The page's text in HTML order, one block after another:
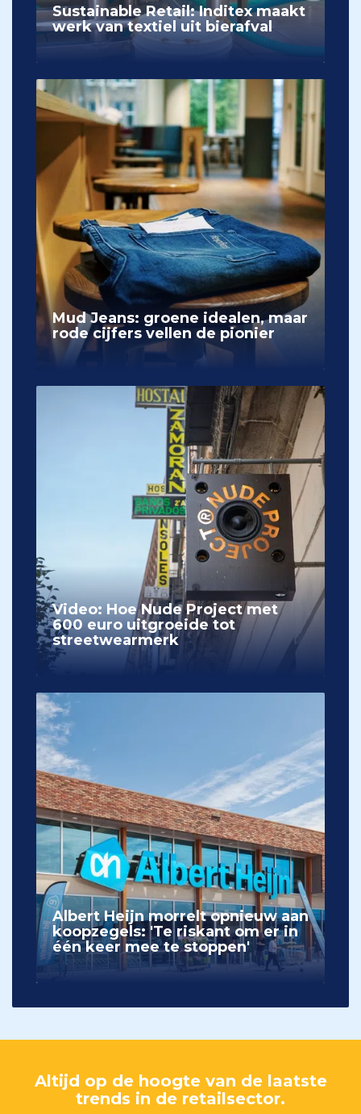
Sustainable Retail: Inditex maakt
werk van textiel uit bierafval
Mud Jeans: groene idealen, maar
rode cijfers vellen de pionier
Video: Hoe Nude Project met
600 euro uitgroeide tot
streetwearmerk
Albert Heijn morrelt opnieuw aan
koopzegels: 'Te riskant om er in
één keer mee te stoppen'
Altijd op de hoogte van de laatste
trends in de retailsector.